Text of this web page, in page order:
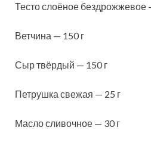
Тесто слоёное бездрожжевое
Ветчина — 150 г
Сыр твёрдый — 150 г
Петрушка свежая — 25 г
Масло сливочное — 30 г